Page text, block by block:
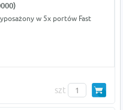
w 5x portów Fast
szt